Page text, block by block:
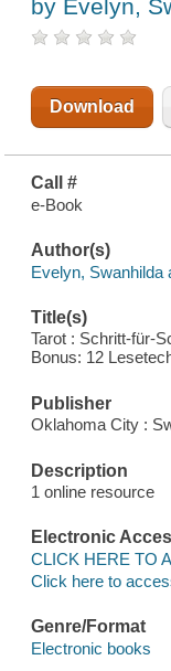
by Evelyn,
Download
Call #
e-Book
Author(s)
Evelyn, Swanhilda
Title(s)
Tarot : Schritt-für-
Bonus: 12
Publisher
Oklahoma City :
Description
1 online resource
Electronic
CLICK HERE TO
Click here to
Genre/Format
Electronic books